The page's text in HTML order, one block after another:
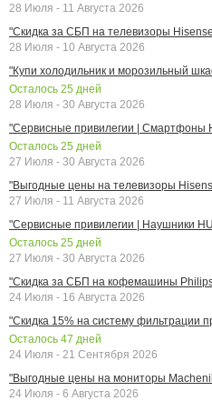
28 Июля - 11 Августа 2026
"Скидка за СБП на телевизоры
28 Июля - 10 Августа 2026
"Купи холодильник и морозильный
Осталось 25 дней
28 Июля - 30 Августа 2026
"Сервисные привилегии | Смартфоны
Осталось 25 дней
27 Июля - 30 Августа 2026
"Выгодные цены на телевизоры
27 Июля - 11 Августа 2026
"Сервисные привилегии | Наушники
Осталось 25 дней
27 Июля - 30 Августа 2026
"Скидка за СБП на кофемашины
24 Июля - 16 Августа 2026
"Скидка 15% на систему фильтрации
Осталось 47 дней
24 Июля - 21 Сентября 2026
"Выгодные цены на мониторы
24 Июля - 6 Августа 2026